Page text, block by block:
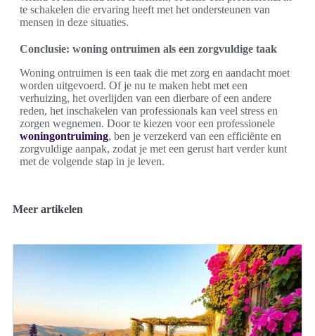
te schakelen die ervaring heeft met het ondersteunen van
mensen in deze situaties.
Conclusie: woning ontruimen als een zorgvuldige taak
Woning ontruimen is een taak die met zorg en aandacht moet
worden uitgevoerd. Of je nu te maken hebt met een
verhuizing, het overlijden van een dierbare of een andere
reden, het inschakelen van professionals kan veel stress en
zorgen wegnemen. Door te kiezen voor een professionele
woningontruiming, ben je verzekerd van een efficiënte en
zorgvuldige aanpak, zodat je met een gerust hart verder kunt
met de volgende stap in je leven.
Meer artikelen